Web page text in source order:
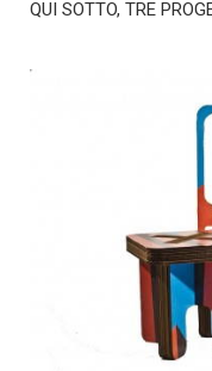
QUI SOTTO, TRE